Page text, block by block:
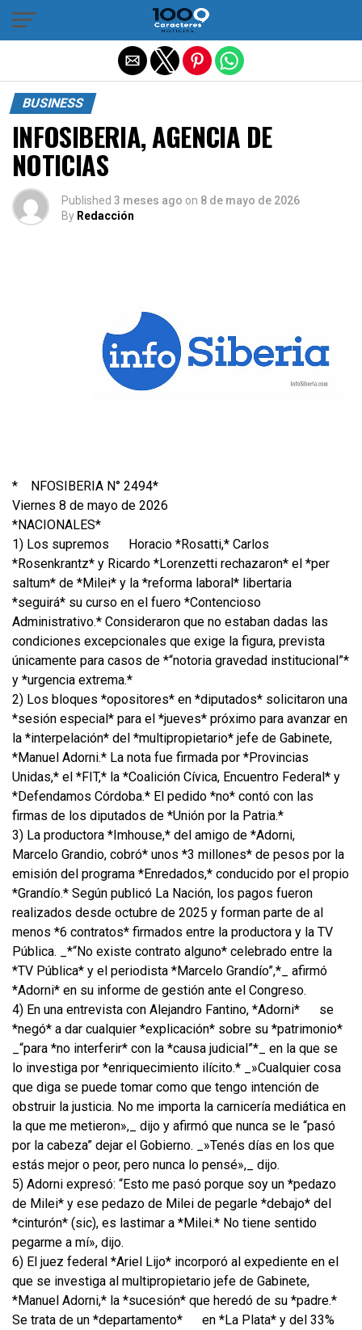
BUSINESS
INFOSIBERIA, AGENCIA DE
NOTICIAS
Published 3 meses ago on 8 de mayo de 2026
By Redacción
*
NFOSIBERIA N° 2494*
Viernes 8 de mayo de 2026
*NACIONALES*
1) Los supremos
Horacio *Rosatti,* Carlos
*Rosenkrantz* y Ricardo *Lorenzetti rechazaron* el *per
saltum* de *Milei* y la *reforma laboral* libertaria
*seguirá* su curso en el fuero *Contencioso
Administrativo.* Consideraron que no estaban dadas las
condiciones excepcionales que exige la figura, prevista
únicamente para casos de *“notoria gravedad institucional”*
y *urgencia extrema.*
2) Los bloques *opositores* en *diputados* solicitaron una
*sesión especial* para el *jueves* próximo para avanzar en
la *interpelación* del *multipropietario* jefe de Gabinete,
*Manuel Adorni.* La nota fue firmada por *Provincias
Unidas,* el *FIT,* la *Coalición Cívica, Encuentro Federal* y
*Defendamos Córdoba.* El pedido *no* contó con las
firmas de los diputados de *Unión por la Patria.*
3) La productora *Imhouse,* del amigo de *Adorni,
Marcelo Grandio, cobró* unos *3 millones* de pesos por la
emisión del programa *Enredados,* conducido por el propio
*Grandío.* Según publicó La Nación, los pagos fueron
realizados desde octubre de 2025 y forman parte de al
menos *6 contratos* firmados entre la productora y la TV
Pública. _*“No existe contrato alguno* celebrado entre la
*TV Pública* y el periodista *Marcelo Grandío”,*_ afirmó
*Adorni* en su informe de gestión ante el Congreso.
4) En una entrevista con Alejandro Fantino, *Adorni*
se
*negó* a dar cualquier *explicación* sobre su *patrimonio*
_“para *no interferir* con la *causa judicial”*_ en la que se
lo investiga por *enriquecimiento ilícito.* _»Cualquier cosa
que diga se puede tomar como que tengo intención de
obstruir la justicia. No me importa la carnicería mediática en
la que me metieron»,_ dijo y afirmó que nunca se le “pasó
por la cabeza” dejar el Gobierno. _»Tenés días en los que
estás mejor o peor, pero nunca lo pensé»,_ dijo.
5) Adorni expresó: “Esto me pasó porque soy un *pedazo
de Milei* y ese pedazo de Milei de pegarle *debajo* del
*cinturón* (sic), es lastimar a *Milei.* No tiene sentido
pegarme a mí», dijo.
6) El juez federal *Ariel Lijo* incorporó al expediente en el
que se investiga al multipropietario jefe de Gabinete,
*Manuel Adorni,* la *sucesión* que heredó de su *padre.*
Se trata de un *departamento*
en *La Plata* y del 33%
Salir de la versión móvil